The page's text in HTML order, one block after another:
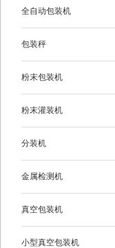
全自动包装机
包装秤
粉末包装机
粉末灌装机
分装机
金属检测机
真空包装机
小型真空包装机